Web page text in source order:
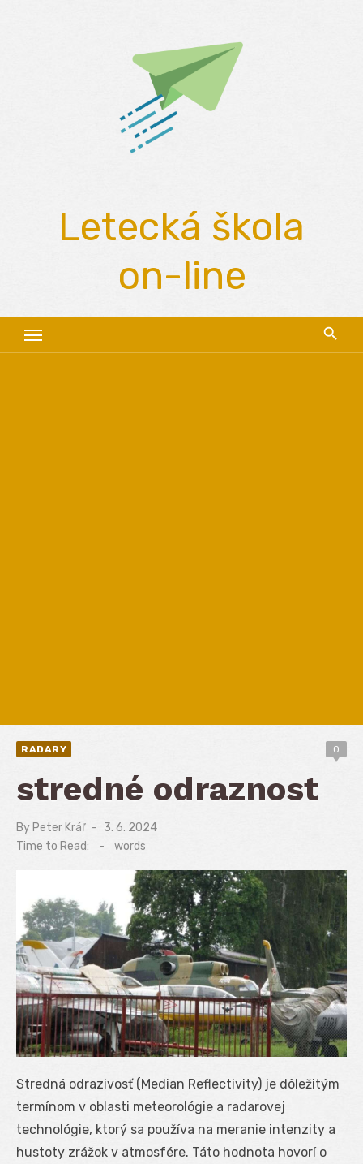
Letecká škola
on-line
RADARY 0
stredné odraznost
By Peter Kráľ
Posted
on
3. 6. 2024
Time to Read:
- words
Stredná odrazivosť (Median Reflectivity) je dôležitým
termínom v oblasti meteorológie a radarovej
technológie, ktorý sa používa na meranie intenzity a
hustoty zrážok v atmosfére. Táto hodnota hovorí o